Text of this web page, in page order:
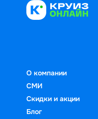
О компании
СМИ
Скидки и акции
Блог